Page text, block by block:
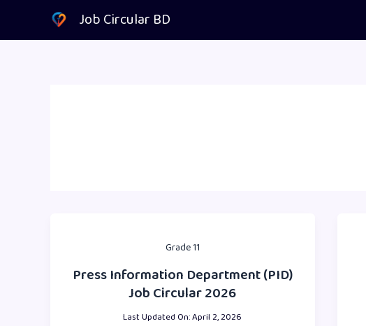
content
Job Circular BD
Grade 11
Press Information Department (PID)
Job Circular 2026
Last Updated On:April 2, 2026